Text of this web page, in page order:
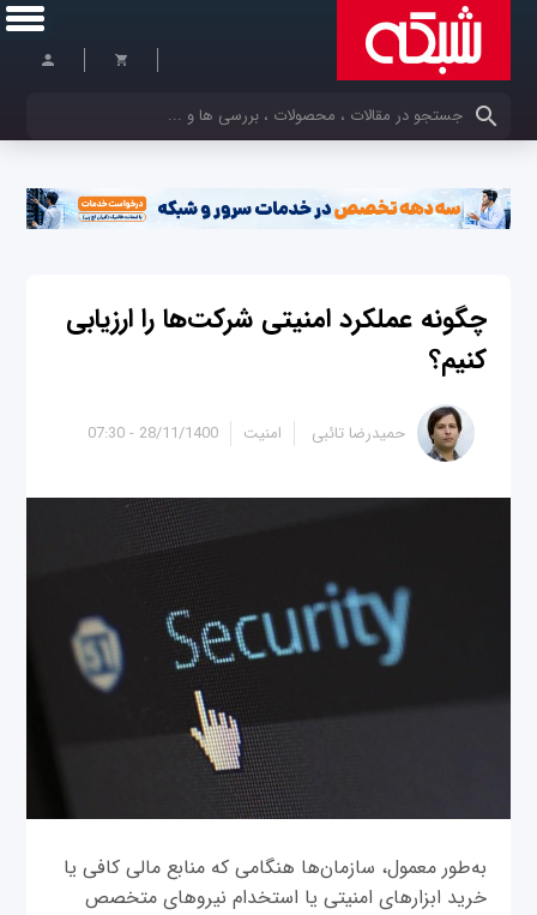
کلمات کلیدی خود را وارد کنید
چگونه عملکرد امنیتی شرکت‌ها را ارزیابی
کنیم؟
28/11/1400 - 07:30 حمیدرضا تائبی امنیت
به‌طور معمول، سازمان‌ها هنگامی که منابع مالی کافی یا
خرید ابزارهای امنیتی یا استخدام نیروهای متخصص